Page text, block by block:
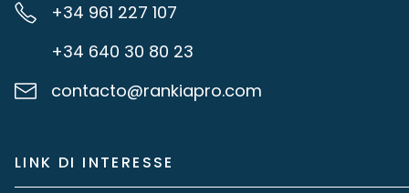
+34 961 227 107
+34 640 30 80 23
contacto@rankiapro.com
LINK DI INTERESSE